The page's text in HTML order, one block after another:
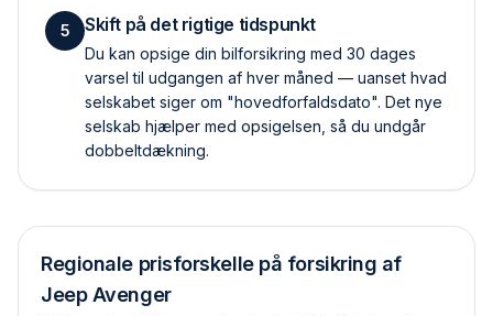
5 Skift på det rigtige tidspunkt
Du kan opsige din bilforsikring med 30 dages
varsel til udgangen af hver måned — uanset hvad
selskabet siger om "hovedforfaldsdato". Det nye
selskab hjælper med opsigelsen, så du undgår
dobbelt­dækning.
Regionale prisforskelle på forsikring af
Jeep Avenger